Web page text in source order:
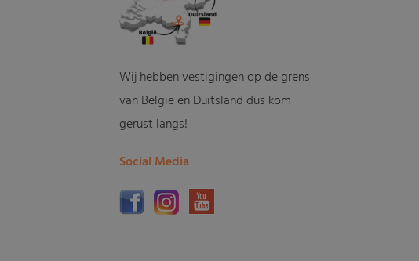
Wij hebben vestigingen op de grens
van België en Duitsland dus kom
gerust langs!
Social Media